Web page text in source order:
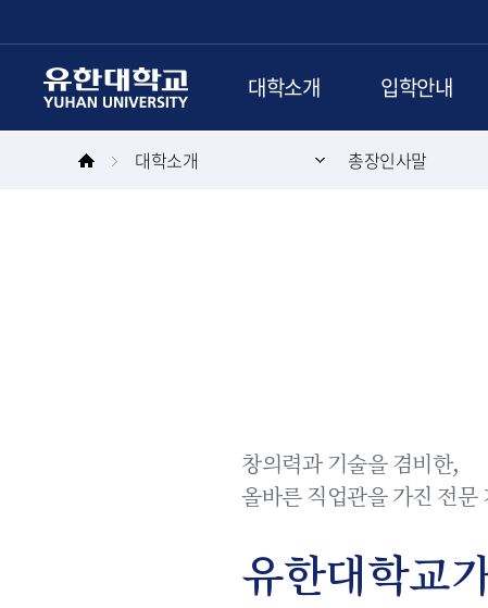
대학소개 입학안내
대학소개 총장인사말
창의력과 기술을 겸비한,
올바른 직업관을 가진 전문
유한대학교